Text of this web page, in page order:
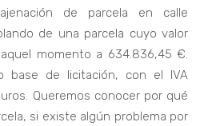
de parcela en calle
de una parcela cuyo valor
momento a 634.836,45 €.
base de licitación, con el IVA
Queremos conocer por qué
si existe algún problema por